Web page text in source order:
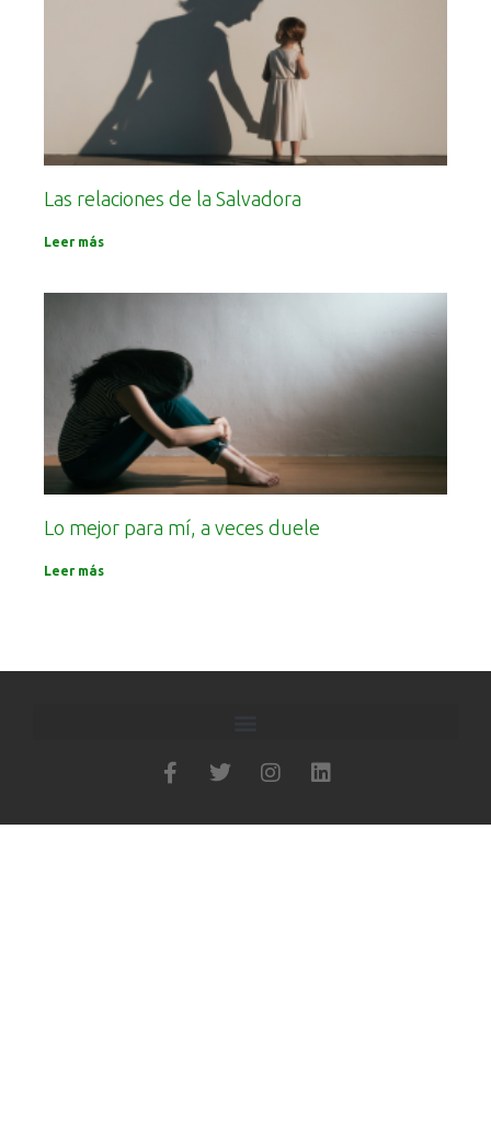
Las relaciones de la Salvadora
Leer más
Lo mejor para mí, a veces duele
Leer más